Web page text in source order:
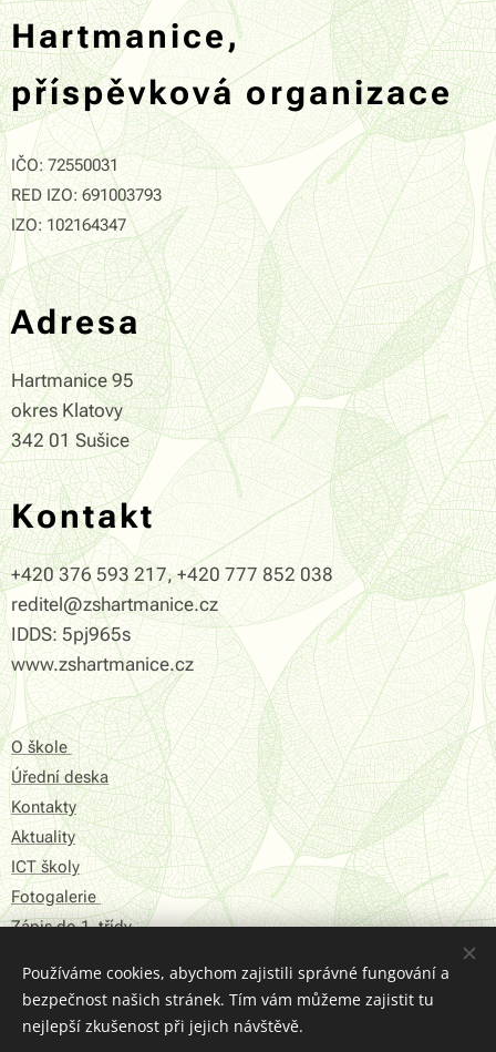
Hartmanice,
příspěvková organizace
IČO: 72550031
RED IZO: 691003793
IZO: 102164347
Adresa
Hartmanice 95
okres Klatovy
342 01 Sušice
Kontakt
+420 376 593 217, +420 777 852 038
reditel@zshartmanice.cz
IDDS: 5pj965s
www.zshartmanice.cz
O škole
Úřední deska
Kontakty
Aktuality
ICT školy
Fotogalerie
Zápis do 1. třídy
Prohlášení o přístupnosti
Struktura Stránek
Používáme cookies, abychom zajistili správné fungování a
bezpečnost našich stránek. Tím vám můžeme zajistit tu
nejlepší zkušenost při jejich návštěvě.